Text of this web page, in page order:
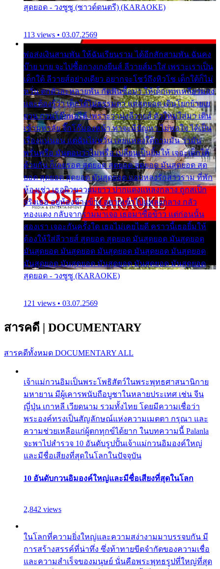
สุดยอด - วงซูซู (ซาวด์ดนตรี) (KARAOKE)
113 views • 03.07.2569
พ่อส่งเงินสามพัน ให้ฉันเรียนราม ได้อีกสักสามพัน ฉันคง
บ๊าย บาย จะไปซื้อกางเกงยีนส์ ลีวายส์มาใส่ เพราะเราเป็น
เด็กใต้ ลีวายส์อย่างเดียว อยากจะโชว์ถึงหิวโซ เด็กใต้ก็ไม่
หวั่น ตกตัวละหลายพัน กัดฟันซื้อมา ให้เด็กเทพเหลียวมอง
และต้องรู้ว่า เด็กใต้ไม่ธรรมดา แต่สุดยอด เดินโยกย้ายเย
ยวน กวนโอ๊ยพอได้ เพราะว่านุ่งลีวายส์ ตัวใหม่ใส่มา เดิน
เข้ามหาลัย จิ๊กโก๊มองหน้า ท่าจะมีปัญหา ไม่พอใจ ได้เป็น
เรื่องแน่นอน แต่ฉันไม่หวั่น เลยแหลงใต้ถามมัน ว่ามัน
พรั่นพรือ มันตอบว่าไม่พรื่อ เปลี่ยนเป็นยิ้มให้ เจอะเด็กใต้
ด้วยกัน ก็เลยรอด สุดยอด สุดยอด สุดยอด มันสุดยอด สุด
ยอด สุดยอด สุดยอด มันสุดยอด แอบหลงรักสาวราม ที่พัก
ห้องเช่า เธอผิวขาวผมยาว ปากแดงแหลงกลาง ถูกสเป็ก
จริงเธอ อยู่ห้องข้างข้าง อยากเข้าไปแหลงกลาง กลัว
ทองแดง กลับจากรามมาเจอ เธอมาซื้อข้าว แต่ก่อนนั้น
สองเรา เจอะกันครั้งใด เธอไม่เคยไยดี คราวนี้เธอยิ้มให้
ต้องให้ใส่ลีวายส์ สุดยอด สุดยอด มันสุดยอด มันสุดยอด
มันสุดยอด มันสุดยอด มันสุดยอด มันสุดยอด มันสุดยอด
มันสุดยอด มันสุดยอด มันสุดยอด มันสุดยอด มันสุดยอด
สุดยอด - วงซูซู (KARAOKE)
121 views • 03.07.2569
สารคดี | DOCUMENTARY
สารคดีทั้งหมด DOCUMENTARY ALL
เจ้าแม่กวนอิมเป็นพระโพธิสัตว์ในพระพุทธศาสนานิกาย
มหายาน มีผู้เคารพนับถือบูชาในหลายประเทศ เช่น จีน
ญี่ปุ่น เกาหลี เวียดนาม รวมทั้งไทย โดยมีความเชื่อว่า
พระองค์ทรงเป็นสัญลักษณ์แห่งความเมตตา กรุณา และ
ความช่วยเหลือแก่ผู้ตกทุกข์ได้ยาก ในบทความนี้ Palanla
จะพาไปสำรวจ 10 อันดับรูปปั้นเจ้าแม่กวนอิมองค์ใหญ่
และมีชื่อเสียงที่สุดในโลกในปัจจุบัน
10 อันดับกวนอิมองค์ใหญ่และมีชื่อเสียงที่สุดในโลก
2,842 views
ในโลกที่ความยิ่งใหญ่และความสง่างามมาบรรจบกัน มี
การสร้างสรรค์ที่น่าทึ่ง ซึ่งท้าทายขีดจำกัดของความเชื่อ
และความสำเร็จของมนุษย์ นั่นคือพระพุทธรูปที่ใหญ่ที่สุด